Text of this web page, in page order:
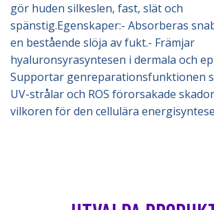
gör huden silkeslen, fast, slät och
spänstig.Egenskaper:- Absorberas
en bestående slöja av fukt.- Främjar
hyaluronsyrasyntesen i dermala och
Supportar genreparationsfunktionen
UV-strålar och ROS förorsakade
vilkoren för den cellulära